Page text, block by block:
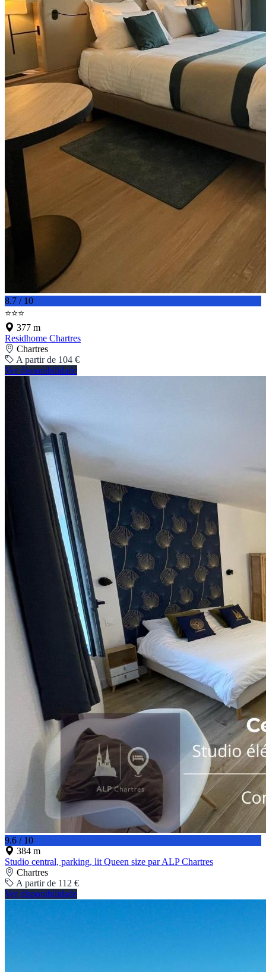
8.7 / 10
⭐⭐⭐
377 m
Residhome Chartres
Chartres
A partir de 104 €
Ver disponibilidade
9.6 / 10
384 m
Studio central, parking, lit Queen size par ALP Chartres
Chartres
A partir de 112 €
Ver disponibilidade